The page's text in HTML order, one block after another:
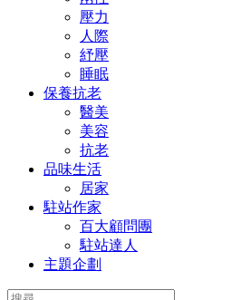
壓力
人際
紓壓
睡眠
保養抗老
醫美
美容
抗老
品味生活
居家
駐站作家
百大顧問團
駐站達人
主題企劃